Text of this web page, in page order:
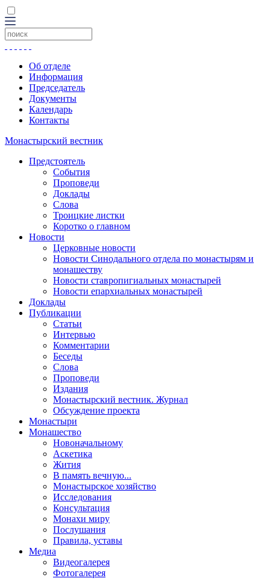
Об отделе
Информация
Председатель
Документы
Календарь
Контакты
Монастырский вестник
Предстоятель
События
Проповеди
Доклады
Слова
Троицкие листки
Коротко о главном
Новости
Церковные новости
Новости Синодального отдела по монастырям и
монашеству
Новости ставропигиальных монастырей
Новости епархиальных монастырей
Доклады
Публикации
Статьи
Интервью
Комментарии
Беседы
Слова
Проповеди
Издания
Монастырский вестник. Журнал
Обсуждение проекта
Монастыри
Монашество
Новоначальному
Аскетика
Жития
В память вечную...
Монастырское хозяйство
Исследования
Консультация
Монахи миру
Послушания
Правила, уставы
Медиа
Видеогалерея
Фотогалерея